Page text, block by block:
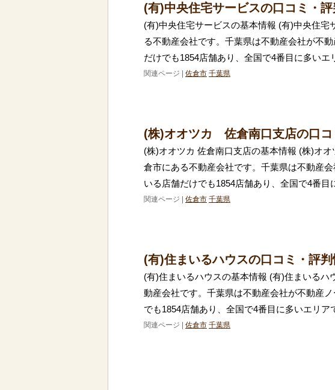
(有)中央住宅サービスの口コミ・
(有)中央住宅サービスの基本情報 (有)中央住宅
る不動産会社です。千葉県は不動産会社が不
だけでも1854店舗あり、全国で4番目に多いエ
関連ページ | 佐倉市 千葉県
(株)オオツカ 佐倉南口支店の口コ
(株)オオツカ 佐倉南口支店の基本情報 (株)オ
倉市にある不動産会社です。千葉県は不動産
いる店舗だけでも1854店舗あり、全国で4番目
関連ページ | 佐倉市 千葉県
(有)住まいるハウスの口コミ・評判
(有)住まいるハウスの基本情報 (有)住まいるハ
動産会社です。千葉県は不動産会社が不動産
でも1854店舗あり、全国で4番目に多いエリア
関連ページ | 佐倉市 千葉県